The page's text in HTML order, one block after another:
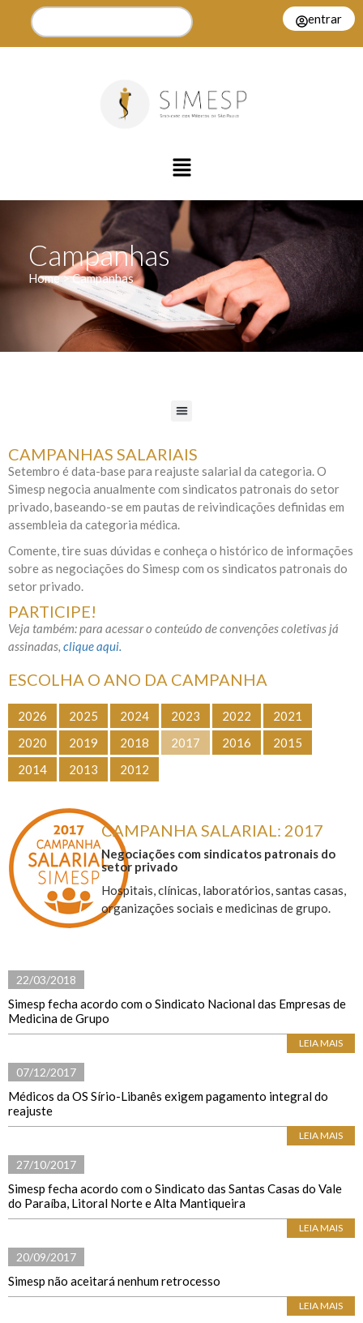
entrar
Campanhas
Home > Campanhas
CAMPANHAS SALARIAIS
Setembro é data-base para reajuste salarial da categoria. O
Simesp negocia anualmente com sindicatos patronais do setor
privado, baseando-se em pautas de reivindicações definidas em
assembleia da categoria médica.
Comente, tire suas dúvidas e conheça o histórico de informações
sobre as negociações do Simesp com os sindicatos patronais do
setor privado.
PARTICIPE!
Veja também: para acessar o conteúdo de convenções coletivas já
assinadas, clique aqui.
ESCOLHA O ANO DA CAMPANHA
2026 2025 2024 2023 2022
2021
2020
2019 2018 2017 2016
2015
2014
2013 2012
CAMPANHA SALARIAL: 2017
Negociações com sindicatos patronais do
setor privado
Hospitais, clínicas, laboratórios, santas casas,
organizações sociais e medicinas de grupo.
22/03/2018
Simesp fecha acordo com o Sindicato Nacional das Empresas de
Medicina de Grupo
LEIA MAIS
07/12/2017
Médicos da OS Sírio-Libanês exigem pagamento integral do
reajuste
LEIA MAIS
27/10/2017
Simesp fecha acordo com o Sindicato das Santas Casas do Vale
do Paraíba, Litoral Norte e Alta Mantiqueira
LEIA MAIS
20/09/2017
Simesp não aceitará nenhum retrocesso
LEIA MAIS